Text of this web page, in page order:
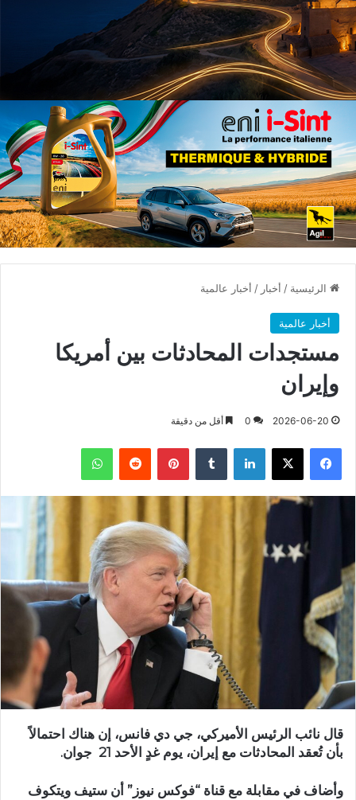
الرئيسية / أخبار / أخبار عالمية
أخبار عالمية
مستجدات المحادثات بين أمريكا
وإيران
2026-06-20
0 أقل من دقيقة
فيسبوك X لينكدإن بينتيريست واتساب
قال نائب الرئيس الأميركي، جي دي فانس، إن هناك احتمالاً
بأن تُعقد المحادثات مع إيران، يوم غدٍ الأحد 21 جوان.
وأضاف في مقابلة مع قناة “فوكس نيوز” أن ستيف ويتكوف